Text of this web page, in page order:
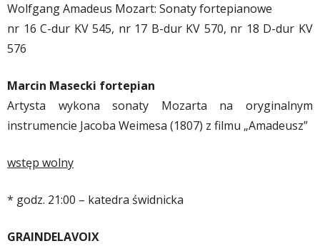
Wolfgang Amadeus Mozart: Sonaty fortepianowe
nr 16 C-dur KV 545, nr 17 B-dur KV 570, nr 18 D-dur KV
576
Marcin Masecki fortepian
Artysta wykona sonaty Mozarta na oryginalnym
instrumencie Jacoba Weimesa (1807) z filmu „Amadeusz”
wstęp wolny
* godz. 21:00 – katedra świdnicka
GRAINDELAVOIX